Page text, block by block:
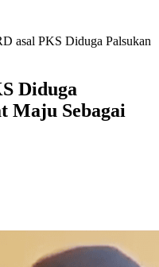
asal PKS Diduga Palsukan
Diduga
Maju Sebagai